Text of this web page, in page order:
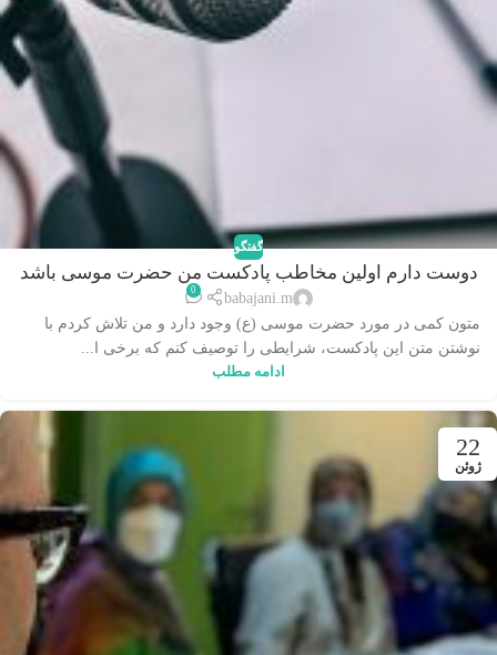
گفتگو
دوست دارم اولین مخاطب پادکست من حضرت موسی باشد
babajani.m
0
متون کمی در مورد حضرت موسی (ع) وجود دارد و من تلاش کردم با
نوشتن متن این پادکست، شرایطی را توصیف کنم که برخی ا...
ادامه مطلب
22
ژوئن